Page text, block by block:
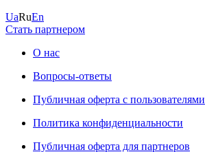
UaRuEn
Стать партнером
О нас
Вопросы-ответы
Публичная оферта с пользователями
Политика конфиденциальности
Публичная оферта для партнеров